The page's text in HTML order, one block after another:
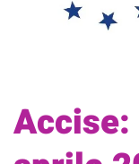
Accise: